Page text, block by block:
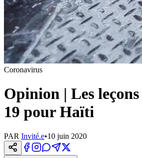
Coronavirus
Opinion | Les
19 pour Haïti
PAR Invité.e•10 juin 2020